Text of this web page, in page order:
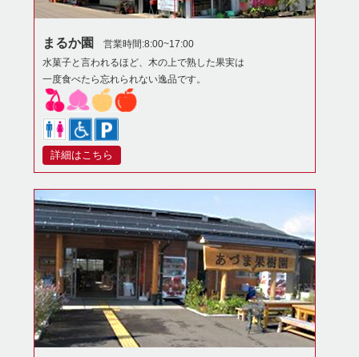
まるか園
営業時間:8:00~17:00
水菓子と言われるほど、木の上で熟した果実は
一度食べたら忘れられない逸品です。
詳細はこちら